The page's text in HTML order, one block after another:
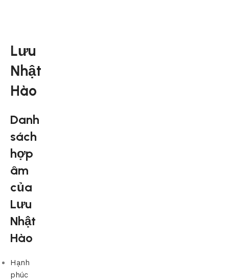
Lưu
Nhật
Hào
Danh
sách
hợp
âm
của
Lưu
Nhật
Hào
Hạnh
phúc